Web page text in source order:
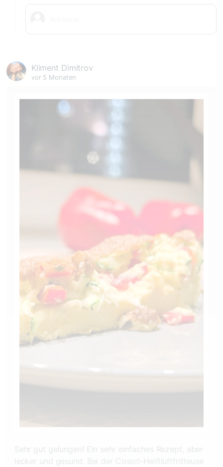
Kliment Dimitrov
vor 5 Monaten
Sehr gut gelungen! Ein sehr einfaches Rezept, aber
lecker und gesund. Bei der Cosori-Heißluftfritteuse